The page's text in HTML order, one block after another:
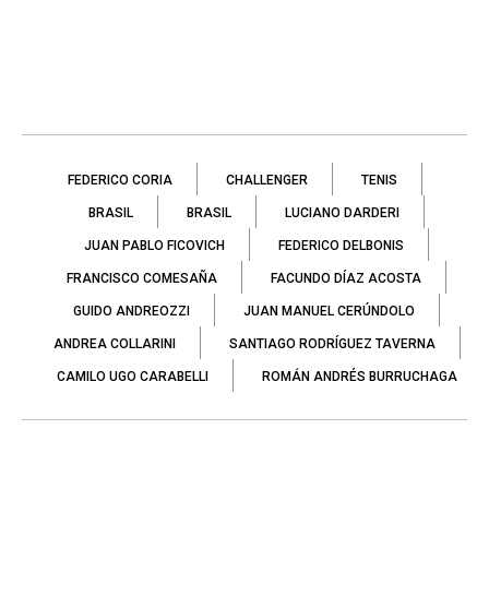
FEDERICO CORIA CHALLENGER TENIS
BRASIL BRASIL LUCIANO DARDERI
JUAN PABLO FICOVICH FEDERICO DELBONIS
FRANCISCO COMESAÑA FACUNDO DÍAZ ACOSTA
GUIDO ANDREOZZI JUAN MANUEL CERÚNDOLO
ANDREA COLLARINI SANTIAGO RODRÍGUEZ TAVERNA
CAMILO UGO CARABELLI ROMÁN ANDRÉS BURRUCHAGA